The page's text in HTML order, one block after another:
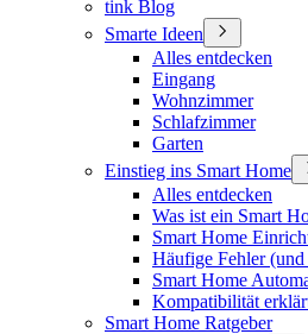
tink Blog
Smarte Ideen
Alles entdecken
Eingang
Wohnzimmer
Schlafzimmer
Garten
Einstieg ins Smart Home
Alles entdecken
Was ist ein Smart
Smart Home
Häufige Fehler
Smart Home
Kompatibilität
Smart Home Ratgeber